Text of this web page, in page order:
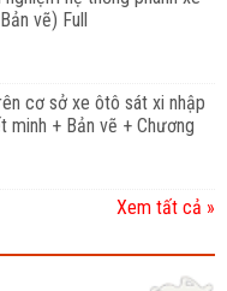
vẽ) Full
cơ sở xe ôtô sát xi nhập
minh + Bản vẽ + Chương
Xem tất cả »